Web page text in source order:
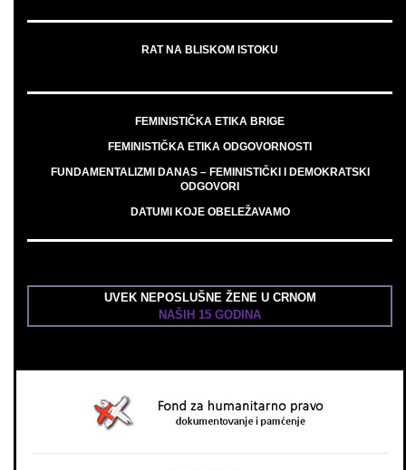
RAT NA BLISKOM ISTOKU
FEMINISTIČKA ETIKA BRIGE
FEMINISTIČKA ETIKA ODGOVORNOSTI
FUNDAMENTALIZMI DANAS – FEMINISTIČKI I DEMOKRATSKI
ODGOVORI
DATUMI KOJE OBELEŽAVAMO
UVEK NEPOSLUŠNE ŽENE U CRNOM
NAŠIH 15 GODINA